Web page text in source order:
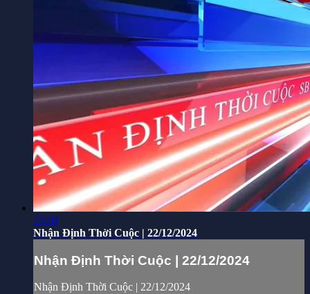
25:08
Nhận Định Thời Cuộc | 22/12/2024
Nhận Định Thời Cuộc | 22/12/2024
Nhận Định Thời Cuộc | 22/12/2024